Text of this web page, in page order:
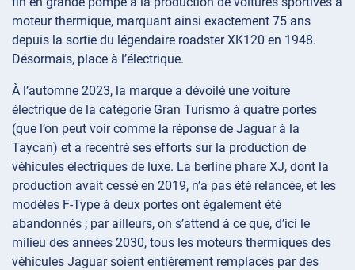
moteur thermique, marquant ainsi exactement 75 ans
depuis la sortie du légendaire roadster XK120 en 1948.
Désormais, place à l’électrique.
À l’automne 2023, la marque a dévoilé une voiture
électrique de la catégorie Gran Turismo à quatre portes
(que l’on peut voir comme la réponse de Jaguar à la
Taycan) et a recentré ses efforts sur la production de
véhicules électriques de luxe. La berline phare XJ, dont la
production avait cessé en 2019, n’a pas été relancée, et les
modèles F-Type à deux portes ont également été
abandonnés ; par ailleurs, on s’attend à ce que, d’ici le
milieu des années 2030, tous les moteurs thermiques des
véhicules Jaguar soient entièrement remplacés par des